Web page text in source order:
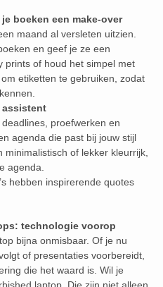
boeken een make-over
maand al versleten uitzien.
en geef je ze een
prints of houd het simpel met
etiketten te gebruiken, zodat
assistent
proefwerken en
agenda die past bij jouw stijl
of lekker kleurrijk,
agenda.
hebben inspirerende quotes
technologie voorop
bijna onmisbaar. Of je nu
of presentaties voorbereidt,
die het waard is. Wil je